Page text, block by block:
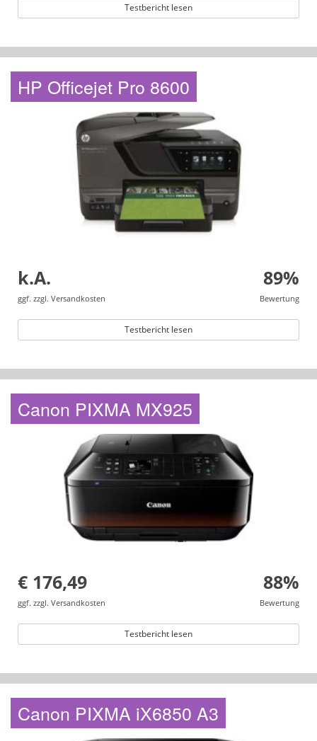
Testbericht lesen
HP Officejet Pro 8600
k.A.
ggf. zzgl. Versandkosten
89%
Bewertung
Testbericht lesen
Canon PIXMA MX925
€ 176,49
ggf. zzgl. Versandkosten
88%
Bewertung
Testbericht lesen
Canon PIXMA iX6850 A3